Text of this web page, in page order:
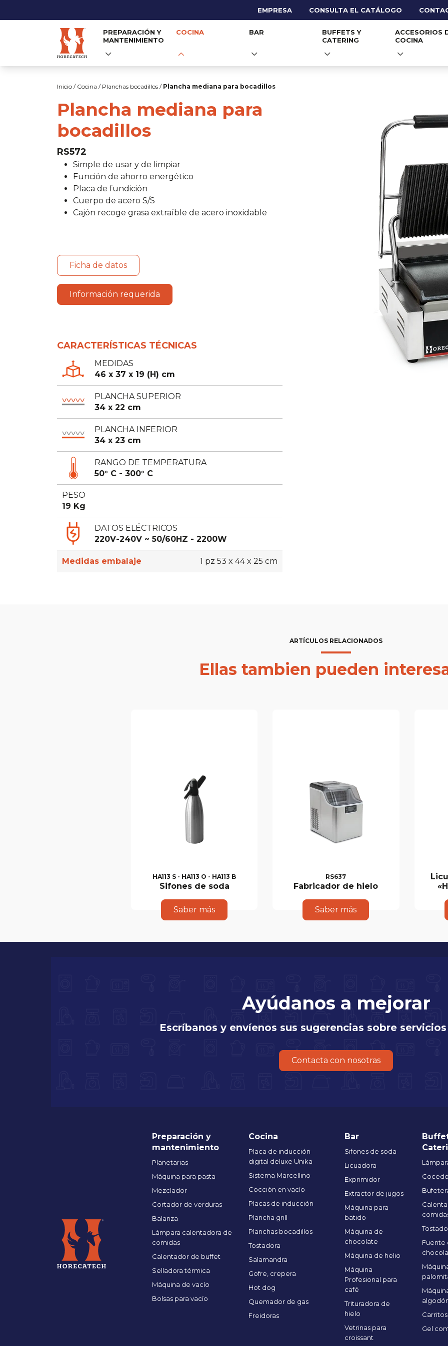
EMPRESA CONSULTA EL CATÁLOGO
PREPARACIÓN Y
MANTENIMIENTO
COCINA BAR
BUFFETS Y
CATERING
ACCESORIOS
COCINA
Inicio / Cocina / Planchas bocadillos / Plancha mediana para bocadillos
Plancha mediana para
bocadillos
RS572
Simple de usar y de limpiar
Función de ahorro energético
Placa de fundición
Cuerpo de acero S/S
Cajón recoge grasa extraíble de acero inoxidable
Ficha de datos
Información requerida
CARACTERÍSTICAS TÉCNICAS
MEDIDAS
46 x 37 x 19 (H) cm
PLANCHA SUPERIOR
34 x 22 cm
PLANCHA INFERIOR
34 x 23 cm
RANGO DE TEMPERATURA
50° C - 300° C
PESO
19 Kg
DATOS ELÉCTRICOS
220V-240V ~ 50/60HZ - 2200W
Medidas embalaje 1 pz 53 x 44 x 25 cm
ARTÍCULOS RELACIONADOS
Ellas tambien pueden
HA113 S - HA113 O - HA113 B
Sifones de soda
Saber más
RS637
Fabricador de hielo
Saber más
Ayúdanos a mejorar
Escríbanos y envíenos sus sugerencias sobre
Contacta con nosotras
Preparación y
mantenimiento
Planetarias
Máquina para pasta
Mezclador
Cortador de verduras
Balanza
Lámpara calentadora de
comidas
Calentador de buffet
Selladora térmica
Máquina de vacío
Bolsas para vacío
Cocina
Placa de inducción
digital deluxe Unika
Sistema Marcellino
Cocción en vacío
Placas de inducción
Plancha grill
Planchas bocadillos
Tostadora
Salamandra
Gofre, crepera
Hot dog
Quemador de gas
Freidoras
Bar
Sifones de soda
Licuadora
Exprimidor
Extractor de jugos
Máquina para
batido
Máquina de
chocolate
Máquina de helio
Máquina
Profesional para
café
Trituradora de
hielo
Vetrinas para
croissant
Fuente
Carritos
Gel